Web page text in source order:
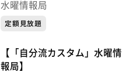
水曜情報局
定額見放題
【「自分流カスタム」水曜情
報局】